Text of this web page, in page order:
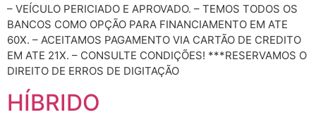
– VEÍCULO PERICIADO E APROVADO. – TEMOS TODOS OS
BANCOS COMO OPÇÃO PARA FINANCIAMENTO EM ATE
60X. – ACEITAMOS PAGAMENTO VIA CARTÃO DE CREDITO
EM ATE 21X. – CONSULTE CONDIÇÕES! ***RESERVAMOS O
DIREITO DE ERROS DE DIGITAÇÃO
HÍBRIDO